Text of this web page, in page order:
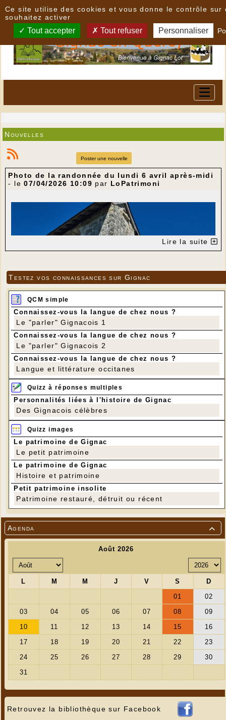

Agenda
Retrouvez la bibliothèque sur Facebook
Nouvelles
Poster une nouvelle
Photo de la randonnée du lundi 6 avril après-midi
- le07/04/2026 10:09 par LoPatrimoni
Église Saint Gilles de Jugeals-Nazareth
Photo : Jean-Pierre Gaillard
Lire la suite
Testez vos connaissances sur Gignac
QCM simple
Connaissez-vous la langue de chez nous ?
Le "parler" Gignacois 1
Connaissez-vous la langue de chez nous ?
Le "parler" Gignacois 2
Connaissez-vous la langue de chez nous ?
Langue et littérature occitanes
Quizz à réponses multiples
Personnalités liées à l'histoire de Gignac
Des Gignacois célèbres
Quizz images
Le patrimoine de Gignac
Le petit patrimoine
Le patrimoine de Gignac
Histoire et patrimoine
Petit patrimoine insolite
Patrimoine restauré, détruit ou récent
Ce site utilise des cookies et vous donne le contrôle sur
souhaitez activer
Tout accepter Tout refuser Personnaliser